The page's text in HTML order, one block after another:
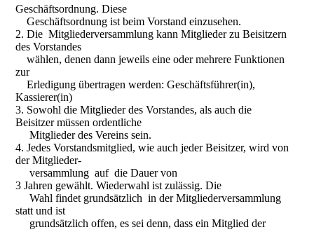
Geschäftsordnung. Diese
Geschäftsordnung ist beim Vorstand einzusehen.
2. Die Mitgliederversammlung kann Mitglieder zu Beisitzern
des Vorstandes
wählen, denen dann jeweils eine oder mehrere Funktionen
zur
Erledigung übertragen werden: Geschäftsführer(in),
Kassierer(in)
3. Sowohl die Mitglieder des Vorstandes, als auch die
Beisitzer müssen ordentliche
Mitglieder des Vereins sein.
4. Jedes Vorstandsmitglied, wie auch jeder Beisitzer, wird von
der Mitglieder-
versammlung auf die Dauer von
3 Jahren gewählt. Wiederwahl ist zulässig. Die
Wahl findet grundsätzlich in der Mitgliederversammlung
statt und ist
grundsätzlich offen, es sei denn, dass ein Mitglied der